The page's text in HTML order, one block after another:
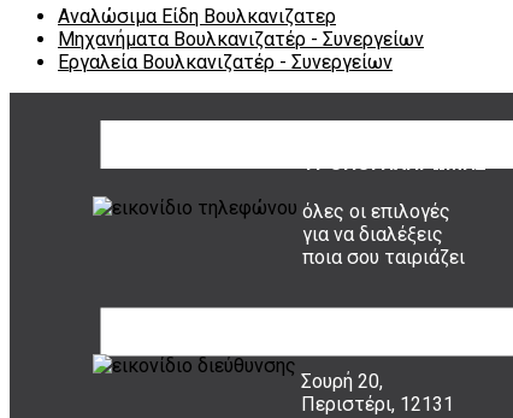
Αναλώσιμα Είδη Βουλκανιζατερ
Μηχανήματα Βουλκανιζατέρ - Συνεργείων
Εργαλεία Βουλκανιζατέρ - Συνεργείων
ΤΡΟΠΟΙ ΠΛΗΡΩΜΗΣ
όλες οι επιλογές
για να διαλέξεις
ποια σου ταιριάζει
Σουρή 20,
Περιστέρι, 12131